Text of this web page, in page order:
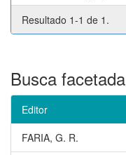
Resultado 1-1 de 1.
Busca facetada
Editor
FARIA, G. R.